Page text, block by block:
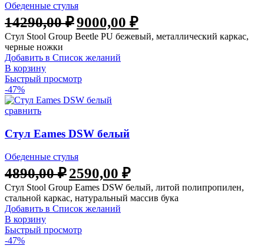
Обеденные стулья
14290,00₽ Первоначальная
цена
составляла
9000,00 ₽Текущая
цена:
9000,00 ₽.
Стул Stool Group Beetle PU бежевый, металлический каркас,
черные ножки
Добавить в Список желаний
В корзину
Быстрый просмотр
-47%
сравнить
Стул Eames DSW белый
Обеденные стулья
4890,00₽ Первоначальная
цена
составляла
4890,00 ₽.
2590,00 ₽Текущая
цена:
2590,00 ₽.
Стул Stool Group Eames DSW белый, литой полипропилен,
стальной каркас, натуральный массив бука
Добавить в Список желаний
В корзину
Быстрый просмотр
-47%